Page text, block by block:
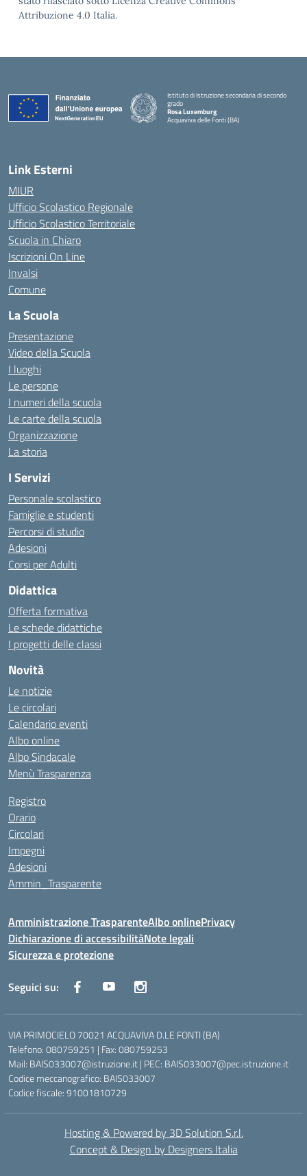
Attribuzione 4.0 Italia.
Istituto di Istruzione secondaria di secondo
grado
Rosa Luxemburg
Acquaviva delle Fonti (BA)
Link Esterni
MIUR
Ufficio Scolastico Regionale
Ufficio Scolastico Territoriale
Scuola in Chiaro
Iscrizioni On Line
Invalsi
Comune
La Scuola
Presentazione
Video della Scuola
I luoghi
Le persone
I numeri della scuola
Le carte della scuola
Organizzazione
La storia
I Servizi
Personale scolastico
Famiglie e studenti
Percorsi di studio
Adesioni
Corsi per Adulti
Didattica
Offerta formativa
Le schede didattiche
I progetti delle classi
Novità
Le notizie
Le circolari
Calendario eventi
Albo online
Albo Sindacale
Menù Trasparenza
Registro
Orario
Circolari
Impegni
Adesioni
Ammin_Trasparente
Amministrazione TrasparenteAlbo onlinePrivacy
Dichiarazione di accessibilitàNote legali
Sicurezza e protezione
Seguici su:
VIA PRIMOCIELO 70021 ACQUAVIVA D.LE FONTI (BA)
Telefono: 080759251 | Fax: 080759253
Mail: BAIS033007@istruzione.it | PEC: BAIS033007@pec.istruzione.it
Codice meccanografico: BAIS033007
Codice fiscale: 91001810729
Hosting & Powered by 3D Solution S.r.l.
Concept & Design by Designers Italia